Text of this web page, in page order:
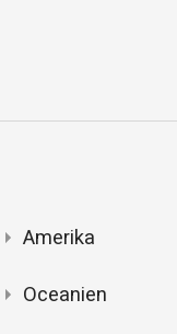
Amerika
Oceanien